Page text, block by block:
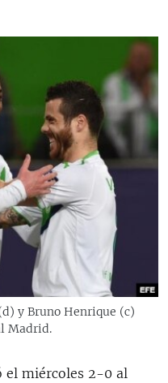
y Bruno Henrique (c)
Madrid.
el miércoles 2-0 al